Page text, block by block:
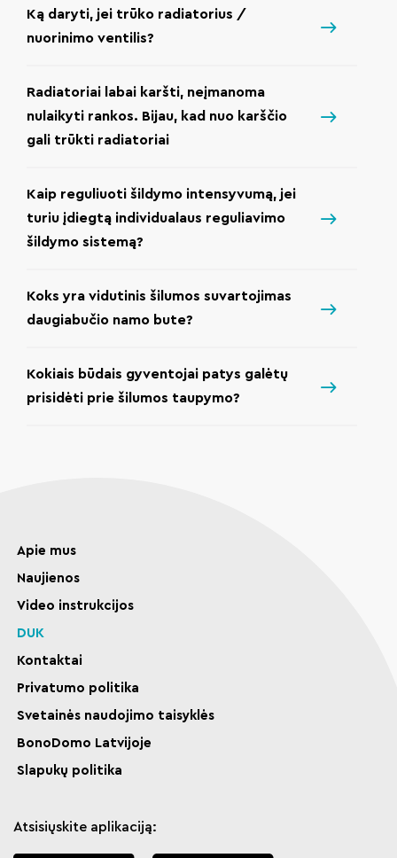
Ką daryti, jei trūko radiatorius /
nuorinimo ventilis?
Radiatoriai labai karšti, neįmanoma
nulaikyti rankos. Bijau, kad nuo karščio
gali trūkti radiatoriai
Kaip reguliuoti šildymo intensyvumą, jei
turiu įdiegtą individualaus reguliavimo
šildymo sistemą?
Koks yra vidutinis šilumos suvartojimas
daugiabučio namo bute?
Kokiais būdais gyventojai patys galėtų
prisidėti prie šilumos taupymo?
Apie mus
Naujienos
Video instrukcijos
DUK
Kontaktai
Privatumo politika
Svetainės naudojimo taisyklės
BonoDomo Latvijoje
Slapukų politika
Atsisiųskite aplikaciją: